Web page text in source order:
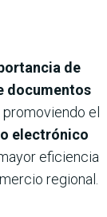
de
documentos
promoviendo el
electrónico
eficiencia
regional.